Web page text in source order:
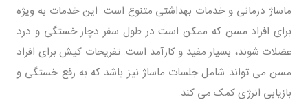
ماساژ درمانی و خدمات بهداشتی متنوع است. این خدمات به ویژه
برای افراد مسن که ممکن است در طول سفر دچار خستگی و درد
عضلات شوند، بسیار مفید و کارآمد است. تفریحات کیش برای افراد
مسن می تواند شامل جلسات ماساژ نیز باشد که به رفع خستگی و
بازیابی انرژی کمک می کند.